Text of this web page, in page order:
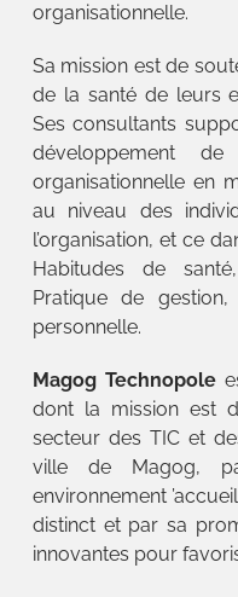
organisationnelle.
Sa mission est de
de la santé de leurs
Ses consultants
développement
organisationnelle en
au niveau des
l’organisation, et ce
Habitudes de
Pratique de
personnelle.
Magog Technopole
dont la mission est
secteur des TIC et
ville de Magog,
environnement ’accueil
distinct et par sa
innovantes pour